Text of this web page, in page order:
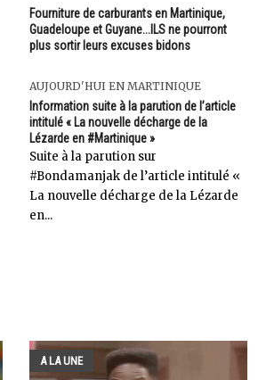
Fourniture de carburants en Martinique,
Guadeloupe et Guyane...ILS ne pourront
plus sortir leurs excuses bidons
AUJOURD'HUI EN MARTINIQUE
Information suite à la parution de l’article
intitulé « La nouvelle décharge de la
Lézarde en #Martinique »
Suite à la parution sur
#Bondamanjak de l’article intitulé «
La nouvelle décharge de la Lézarde
en...
A LA UNE